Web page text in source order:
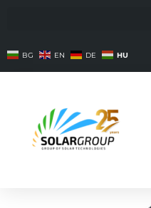
BG EN DE HU